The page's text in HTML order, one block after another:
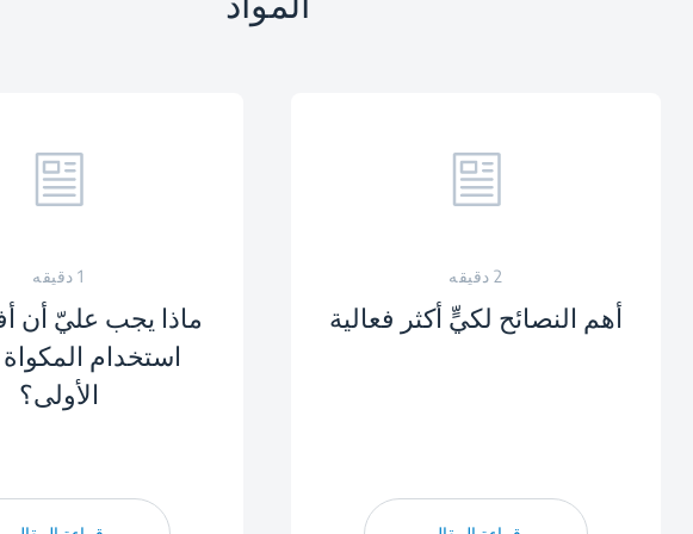
2 دقيقه
أهم النصائح لكيٍّ أكثر فعالية
1 دقيقه
ماذا يجب عليّ أن
استخدام
الأولى؟